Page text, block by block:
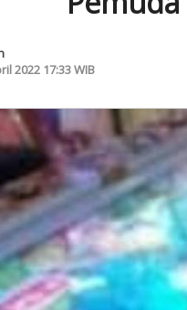
2022 17:33 WIB